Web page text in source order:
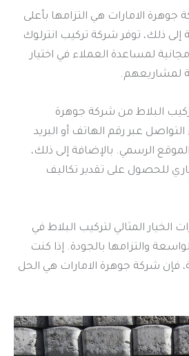
جوهرة الامارات هي التزامها بأعلى
إلى ذلك، توفر شركة تركيب انترلوك
لمساعدة العملاء في اختيار
لمشاريعهم.
البلاط من شركة جوهرة
عبر رقم الهاتف أو البريد
الموقع الرسمي. بالإضافة إلى ذلك،
للحصول على تقدير تكاليف
الخيار المثالي لتركيب البلاط في
والتزامها بالجودة. إذا كنت
فإن شركة جوهرة الامارات هي الحل